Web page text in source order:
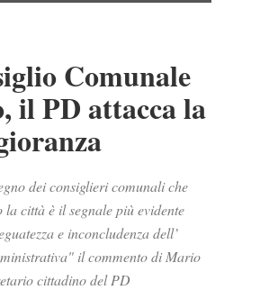
Comunale
il PD attacca la
dei consiglieri comunali che
la città è il segnale più evidente
e inconcludenza dell’
il commento di Mario
cittadino del PD